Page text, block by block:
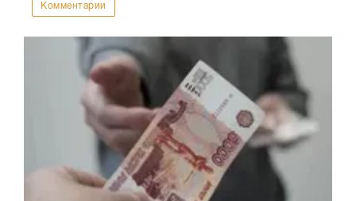
Комментарии